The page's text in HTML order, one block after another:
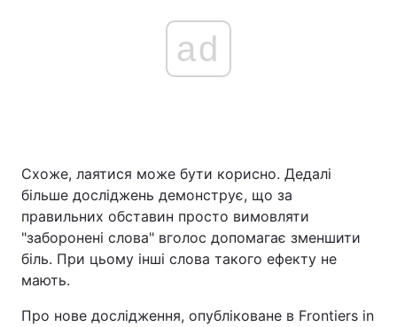
ad
Схоже, лаятися може бути корисно. Дедалі
більше досліджень демонструє, що за
правильних обставин просто вимовляти
"заборонені слова" вголос допомагає зменшити
біль. При цьому інші слова такого ефекту не
мають.
Про нове дослідження, опубліковане в Frontiers in